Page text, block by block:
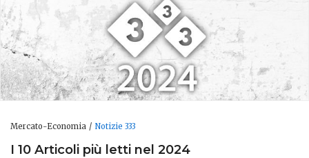
Mercato-Economia Notizie 333
I 10 Articoli più letti nel 2024